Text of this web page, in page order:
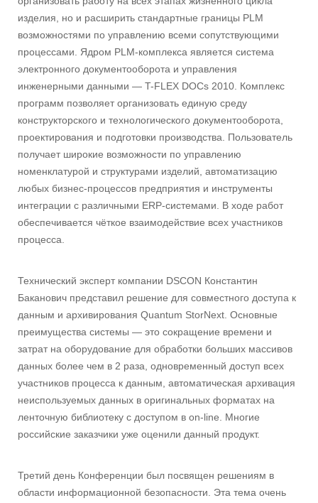
изделия, но и расширить стандартные границы PLM
возможностями по управлению всеми сопутствующими
процессами. Ядром PLM-комплекса является система
электронного документооборота и управления
инженерными данными — T-FLEX DOCs 2010. Комплекс
программ позволяет организовать единую среду
конструкторского и технологического документооборота,
проектирования и подготовки производства. Пользователь
получает широкие возможности по управлению
номенклатурой и структурами изделий, автоматизацию
любых бизнес-процессов предприятия и инструменты
интеграции с различными ERP-системами. В ходе работ
обеспечивается чёткое взаимодействие всех участников
процесса.
Технический эксперт компании DSCON Константин
Баканович представил решение для совместного доступа к
данным и архивирования Quantum StorNext. Основные
преимущества системы — это сокращение времени и
затрат на оборудование для обработки больших массивов
данных более чем в 2 раза, одновременный доступ всех
участников процесса к данным, автоматическая архивация
неиспользуемых данных в оригинальных форматах на
ленточную библиотеку с доступом в on-line. Многие
российские заказчики уже оценили данный продукт.
Третий день Конференции был посвящен решениям в
области информационной безопасности. Эта тема очень